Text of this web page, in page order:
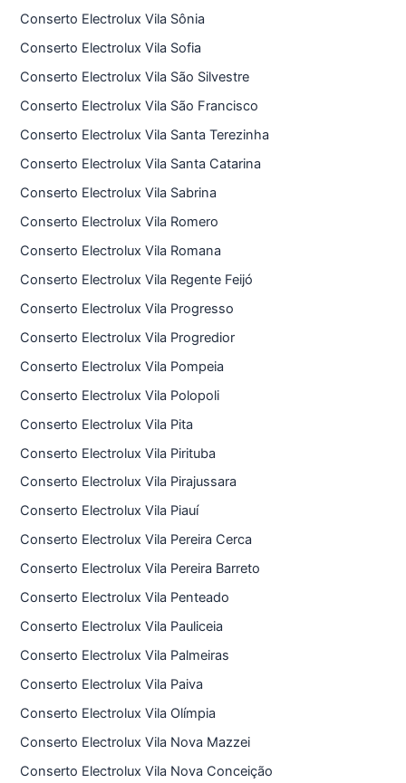
Conserto Electrolux Vila Sônia
Conserto Electrolux Vila Sofia
Conserto Electrolux Vila São Silvestre
Conserto Electrolux Vila São Francisco
Conserto Electrolux Vila Santa Terezinha
Conserto Electrolux Vila Santa Catarina
Conserto Electrolux Vila Sabrina
Conserto Electrolux Vila Romero
Conserto Electrolux Vila Romana
Conserto Electrolux Vila Regente Feijó
Conserto Electrolux Vila Progresso
Conserto Electrolux Vila Progredior
Conserto Electrolux Vila Pompeia
Conserto Electrolux Vila Polopoli
Conserto Electrolux Vila Pita
Conserto Electrolux Vila Pirituba
Conserto Electrolux Vila Pirajussara
Conserto Electrolux Vila Piauí
Conserto Electrolux Vila Pereira Cerca
Conserto Electrolux Vila Pereira Barreto
Conserto Electrolux Vila Penteado
Conserto Electrolux Vila Pauliceia
Conserto Electrolux Vila Palmeiras
Conserto Electrolux Vila Paiva
Conserto Electrolux Vila Olímpia
Conserto Electrolux Vila Nova Mazzei
Conserto Electrolux Vila Nova Conceição